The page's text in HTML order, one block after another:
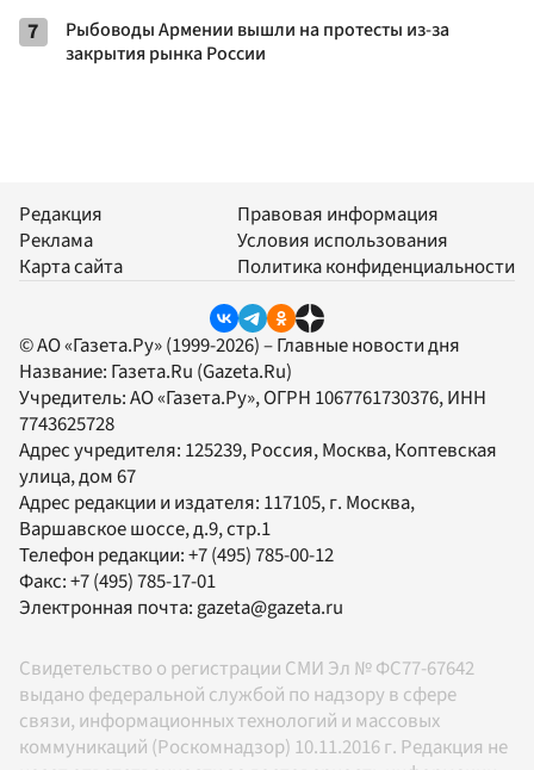
7
Рыбоводы Армении вышли на протесты из-за
закрытия рынка России
Редакция
Реклама
Карта сайта
Правовая информация
Условия использования
Политика конфиденциальности
© АО «Газета.Ру» (1999-2026) – Главные новости дня
Название: Газета.Ru (Gazeta.Ru)
Учредитель:АО «Газета.Ру», ОГРН 1067761730376, ИНН
7743625728
Адрес учредителя: 125239, Россия, Москва, Коптевская
улица, дом 67
Адрес редакции и издателя: 117105, г. Москва,
Варшавское шоссе, д.9, стр.1
Телефон редакции:+7 (495) 785-00-12
Факс:+7 (495) 785-17-01
Электронная почта:gazeta@gazeta.ru
Свидетельство о регистрации СМИ Эл № ФС77-67642
выдано федеральной службой по надзору в сфере
связи, информационных технологий и массовых
коммуникаций (Роскомнадзор) 10.11.2016 г. Редакция не